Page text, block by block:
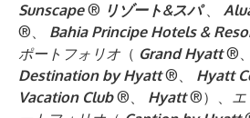
Sunscape ® リゾート&スパ 、
®、
Bahia Principe Hotels &
ポートフォリオ （ Grand Hyatt ®、
Destination by Hyatt ®、 Hyatt
Vacation Club ®、 Hyatt ®）、